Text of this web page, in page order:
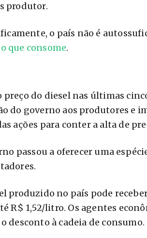
produtor.
o país não é
que consome.
preço do diesel nas últimas
do governo aos produtores e
ações para conter a alta de
passou a oferecer uma
produzido no país pode
R$ 1,52/litro. Os agentes
desconto à cadeia de consumo.